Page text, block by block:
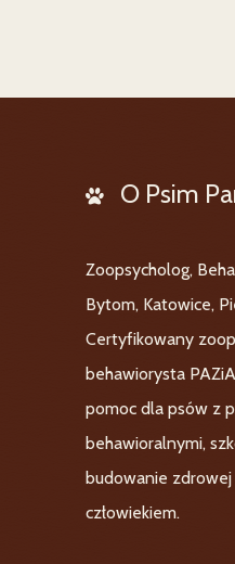
O Psim
Zoopsycholog,
Bytom, Katowice,
Certyfikowany
behawiorysta
pomoc dla psów z
behawioralnymi,
budowanie zdrowej
człowiekiem.